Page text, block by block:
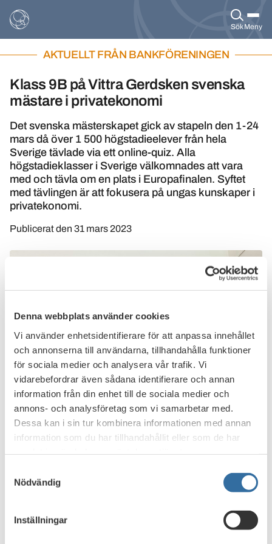
Denna webbplats använder cookies
Vi använder enhetsidentifierare för att anpassa innehållet
och annonserna till användarna, tillhandahålla funktioner
för sociala medier och analysera vår trafik. Vi
vidarebefordrar även sådana identifierare och annan
information från din enhet till de sociala medier och
annons- och analysföretag som vi samarbetar med.
Dessa kan i sin tur kombinera informationen med annan
information som du har tillhandahållit eller som de har
Nödvändig
Inställningar
SökMeny
AKTUELLT FRÅN BANKFÖRENINGEN
Klass 9B på Vittra Gerdsken svenska
mästare i privatekonomi
Det svenska mästerskapet gick av stapeln den 1-24
mars då över 1 500 högstadieelever från hela
Sverige tävlade via ett online-quiz. Alla
högstadieklasser i Sverige välkomnades att vara
med och tävla om en plats i Europafinalen. Syftet
med tävlingen är att fokusera på ungas kunskaper i
privatekonomi.
Publicerat den 31 mars 2023
Det svenska mästerskapet gick av stapeln den 1-24 mars
då över 1 500 högstadieelever från hela Sverige tävlade via
ett online-quiz. Frågorna handlade främst om
privatekonomi men även om matematik, cybersäkerhet och
välkomnades att vara med och tävla om en plats i
Europafinalen. Syftet med tävlingen är att fokusera på